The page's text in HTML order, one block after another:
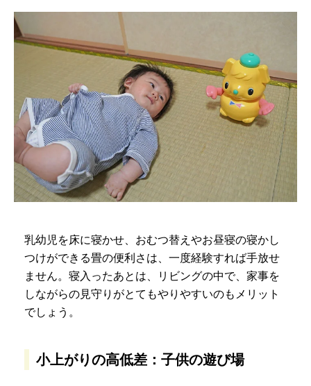
乳幼児を床に寝かせ、おむつ替えやお昼寝の寝かし
つけができる畳の便利さは、一度経験すれば手放せ
ません。寝入ったあとは、リビングの中で、家事を
しながらの見守りがとてもやりやすいのもメリット
でしょう。
小上がりの高低差：子供の遊び場